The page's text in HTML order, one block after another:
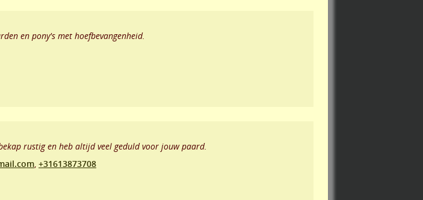
en pony's met hoefbevangenheid.
rustig en heb altijd veel geduld voor jouw paard.
, +31613873708